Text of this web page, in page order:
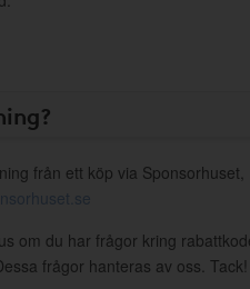
från ett köp via Sponsorhuset,
om du har frågor kring
frågor hanteras av oss. Tack!